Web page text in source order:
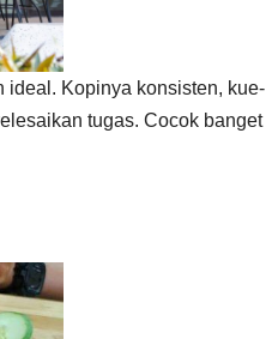
ideal. Kopinya konsisten, kue-
tugas. Cocok banget